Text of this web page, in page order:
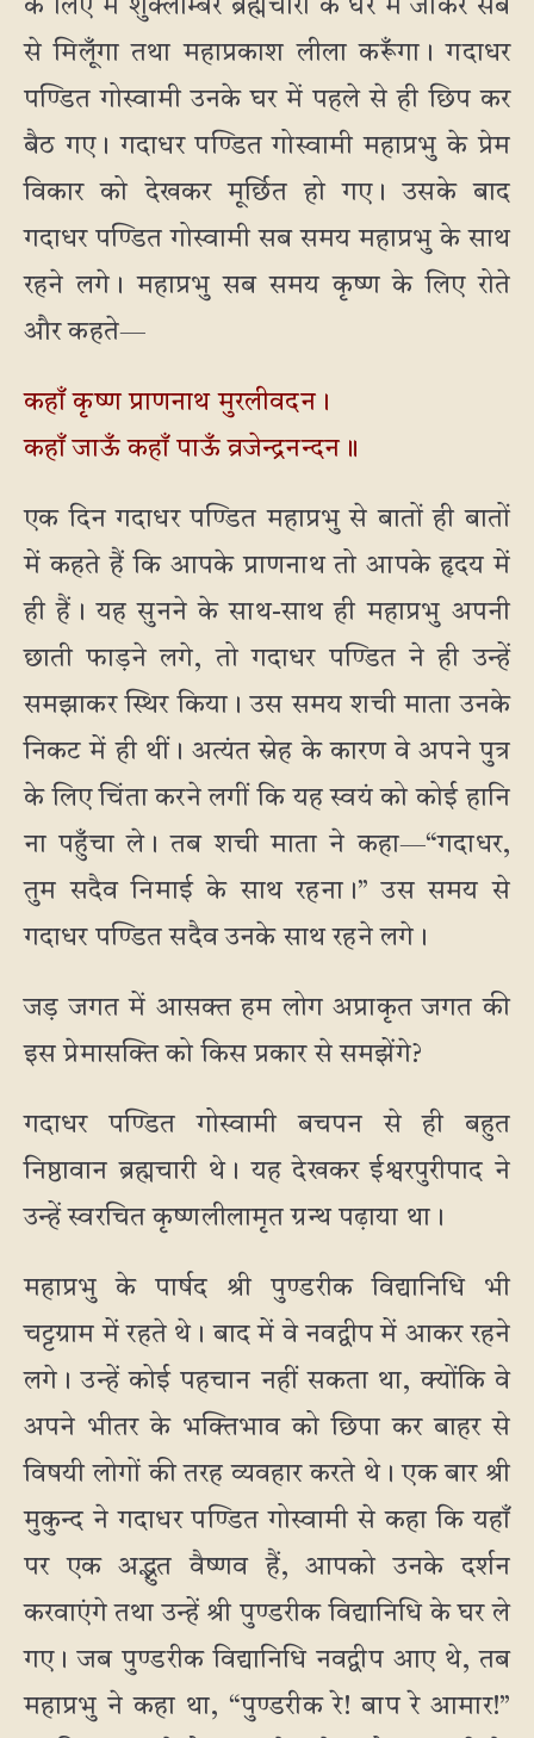
के लिए मैं शुक्लाम्बर ब्रह्मचारी के घर में जाकर सब
से मिलूँगा तथा महाप्रकाश लीला करूँगा। गदाधर
पण्डित गोस्वामी उनके घर में पहले से ही छिप कर
बैठ गए। गदाधर पण्डित गोस्वामी महाप्रभु के प्रेम
विकार को देखकर मूर्छित हो गए। उसके बाद
गदाधर पण्डित गोस्वामी सब समय महाप्रभु के साथ
रहने लगे। महाप्रभु सब समय कृष्ण के लिए रोते
और कहते—
कहाँ कृष्ण प्राणनाथ मुरलीवदन।
कहाँ जाऊँ कहाँ पाऊँ व्रजेन्द्रनन्दन॥
एक दिन गदाधर पण्डित महाप्रभु से बातों ही बातों
में कहते हैं कि आपके प्राणनाथ तो आपके हृदय में
ही हैं। यह सुनने के साथ-साथ ही महाप्रभु अपनी
छाती फाड़ने लगे, तो गदाधर पण्डित ने ही उन्हें
समझाकर स्थिर किया। उस समय शची माता उनके
निकट में ही थीं। अत्यंत स्नेह के कारण वे अपने पुत्र
के लिए चिंता करने लगीं कि यह स्वयं को कोई हानि
ना पहुँचा ले। तब शची माता ने कहा—“गदाधर,
तुम सदैव निमाई के साथ रहना।” उस समय से
गदाधर पण्डित सदैव उनके साथ रहने लगे।
जड़ जगत में आसक्त हम लोग अप्राकृत जगत की
इस प्रेमासक्ति को किस प्रकार से समझेंगे?
गदाधर पण्डित गोस्वामी बचपन से ही बहुत
निष्ठावान ब्रह्मचारी थे। यह देखकर ईश्वरपुरीपाद ने
उन्हें स्वरचित कृष्णलीलामृत ग्रन्थ पढ़ाया था।
महाप्रभु के पार्षद श्री पुण्डरीक विद्यानिधि भी
चट्टग्राम में रहते थे। बाद में वे नवद्वीप में आकर रहने
लगे। उन्हें कोई पहचान नहीं सकता था, क्योंकि वे
अपने भीतर के भक्तिभाव को छिपा कर बाहर से
विषयी लोगों की तरह व्यवहार करते थे। एक बार श्री
मुकुन्द ने गदाधर पण्डित गोस्वामी से कहा कि यहाँ
पर एक अद्भुत वैष्णव हैं, आपको उनके दर्शन
करवाएंगे तथा उन्हें श्री पुण्डरीक विद्यानिधि के घर ले
गए। जब पुण्डरीक विद्यानिधि नवद्वीप आए थे, तब
महाप्रभु ने कहा था, “पुण्डरीक रे! बाप रे आमार!”